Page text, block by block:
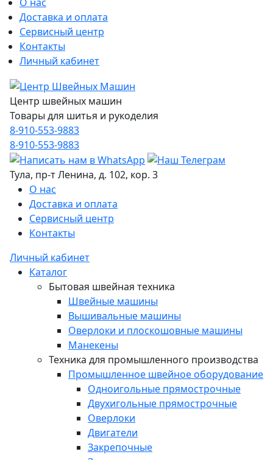
Доставка и оплата
Сервисный центр
Контакты
Личный кабинет
Центр швейных машин
Товары для шитья и рукоделия
8-910-553-9883
8-910-553-9883
Тула, пр-т Ленина, д. 102, кор. 3
О нас
Доставка и оплата
Сервисный центр
Контакты
Личный кабинет
Каталог
Бытовая швейная техника
Швейные машины
Вышивальные машины
Оверлоки и плоскошовные машины
Манекены
Техника для промышленного производства
Промышленное швейное оборудование
Одноигольные прямострочные
Двухигольные прямострочные
Оверлоки
Двигатели
Закрепочные